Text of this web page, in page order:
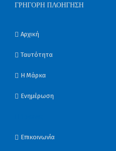
ΓΡΉΓΟΡΗ ΠΛΟΉΓΗΣΗ
Αρχική
Ταυτότητα
Η Μάρκα
Ενημέρωση
Επικοινωνία